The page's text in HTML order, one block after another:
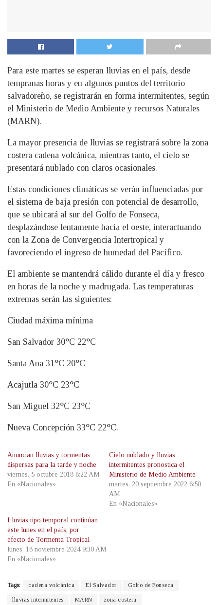
Para este martes se esperan lluvias en el país, desde
tempranas horas y en algunos puntos del territorio
salvadoreño, se registrarán en forma intermitentes, según
el Ministerio de Medio Ambiente y recursos Naturales
(MARN).
La mayor presencia de lluvias se registrará sobre la zona
costera cadena volcánica, mientras tanto, el cielo se
presentará nublado con claros ocasionales.
Estas condiciones climáticas se verán influenciadas por
el sistema de baja presión con potencial de desarrollo,
que se ubicará al sur del Golfo de Fonseca,
desplazándose lentamente hacia el oeste, interactuando
con la Zona de Convergencia Intertropical y
favoreciendo el ingreso de humedad del Pacífico.
El ambiente se mantendrá cálido durante el día y fresco
en horas de la noche y madrugada. Las temperaturas
extremas serán las siguientes:
Ciudad máxima mínima
San Salvador 30°C 22°C
Santa Ana 31°C 20°C
Acajutla 30°C 23°C
San Miguel 32°C 23°C
Nueva Concepción 33°C 22°C.
Anuncian lluvias y tormentas
dispersas para la tarde y noche
viernes, 5 octubre 2018 8:22 AM
En «Nacionales»
Cielo nublado y lluvias
intermitentes pronostica el
Ministerio de Medio Ambiente
martes, 20 septiembre 2022 6:50
AM
En «Nacionales»
Lluvias tipo temporal continúan
este lunes en el país, por
efecto de Tormenta Tropical
lunes, 18 noviembre 2024 9:30 AM
En «Nacionales»
Tags: cadena volcánica El Salvador Golfo de Fonseca
lluvias intermitentes MARN zona costera